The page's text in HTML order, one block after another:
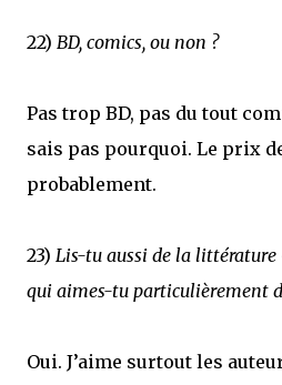
22) BD, comics, ou non ?
Pas trop BD, pas du tout
sais pas pourquoi. Le prix
probablement.
23) Lis-tu aussi de la littérature
qui aimes-tu particulièrement
Oui. J’aime surtout les